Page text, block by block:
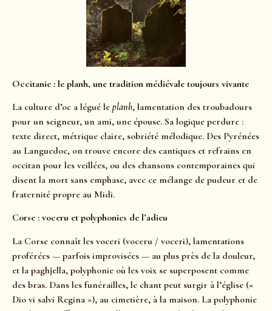
Occitanie : le planh, une tradition médiévale toujours vivante
La culture d’oc a légué le planh, lamentation des troubadours
pour un seigneur, un ami, une épouse. Sa logique perdure :
texte direct, métrique claire, sobriété mélodique. Des Pyrénées
au Languedoc, on trouve encore des cantiques et refrains en
occitan pour les veillées, ou des chansons contemporaines qui
disent la mort sans emphase, avec ce mélange de pudeur et de
fraternité propre au Midi.
Corse : voceru et polyphonies de l’adieu
La Corse connaît les voceri (voceru / voceri), lamentations
proférées — parfois improvisées — au plus près de la douleur,
et la paghjella, polyphonie où les voix se superposent comme
des bras. Dans les funérailles, le chant peut surgir à l’église («
Dio vi salvi Regina »), au cimetière, à la maison. La polyphonie